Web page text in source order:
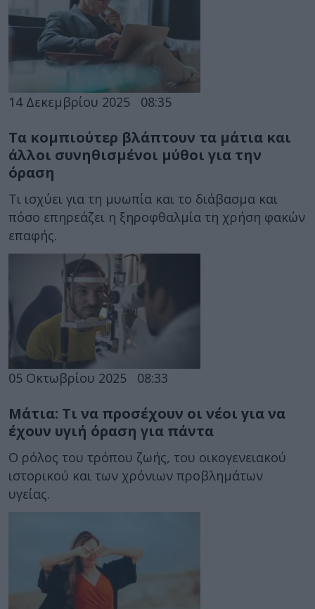
14 Δεκεμβρίου 2025 08:35
Τα κομπιούτερ βλάπτουν τα μάτια και
άλλοι συνηθισμένοι μύθοι για την
όραση
Τι ισχύει για τη μυωπία και το διάβασμα και
πόσο επηρεάζει η ξηροφθαλμία τη χρήση φακών
επαφής.
05 Οκτωβρίου 2025 08:33
Μάτια: Τι να προσέχουν οι νέοι για να
έχουν υγιή όραση για πάντα
Ο ρόλος του τρόπου ζωής, του οικογενειακού
ιστορικού και των χρόνιων προβλημάτων
υγείας.